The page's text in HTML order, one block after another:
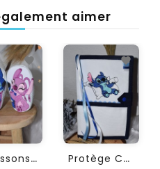
aimer
C
Haussons Bébé Personnalisé... P
Rotège Carnet De Santé À...